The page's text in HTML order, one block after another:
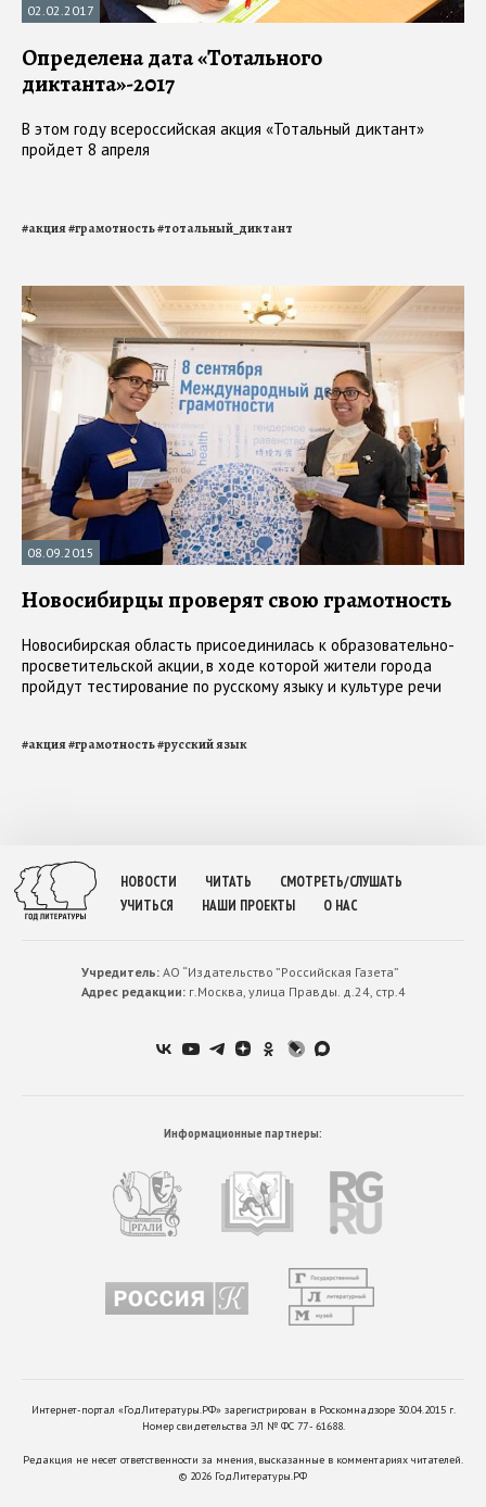
02.02.2017
Определена дата «Тотального
диктанта»-2017
В этом году всероссийская акция «Тотальный диктант»
пройдет 8 апреля
#акция#грамотность#тотальный_диктант
08.09.2015
Новосибирцы проверят свою грамотность
Новосибирская область присоединилась к образовательно-
просветительской акции, в ходе которой жители города
пройдут тестирование по русскому языку и культуре речи
#акция#грамотность#русский язык
НОВОСТИ ЧИТАТЬ
СМОТРЕТЬ/СЛУШАТЬ
УЧИТЬСЯ
НАШИ ПРОЕКТЫ О НАС
Учредитель:АО “Издательство ”Российская Газета”
Адрес редакции:г.Москва, улица Правды. д.24, стр.4
Информационные партнеры:
Интернет-портал «ГодЛитературы.РФ» зарегистрирован в Роскомнадзоре 30.04.2015 г.
Номер свидетельства ЭЛ № ФС 77 - 61688.
Редакция не несет ответственности за мнения, высказанные в комментариях читателей.
© 2026 ГодЛитературы.РФ